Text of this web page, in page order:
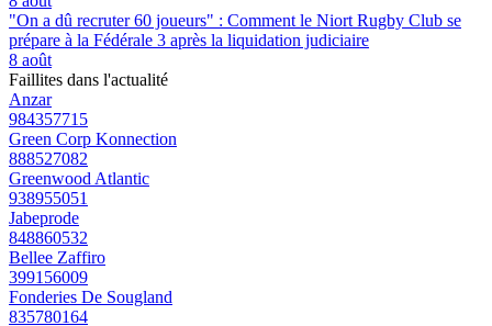
"On a dû recruter 60 joueurs" : Comment le Niort Rugby Club se
prépare à la Fédérale 3 après la liquidation judiciaire
8 août
Faillites dans l'actualité
Anzar
984357715
Green Corp Konnection
888527082
Greenwood Atlantic
938955051
Jabeprode
848860532
Bellee Zaffiro
399156009
Fonderies De Sougland
835780164